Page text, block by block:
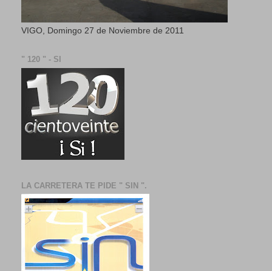
VIGO, Domingo 27 de Noviembre de 2011
" 120 " - SI
LA CARRETERA TE PIDE " SIN ".